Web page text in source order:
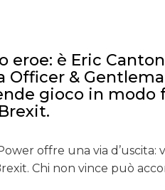
eroe: è Eric
Officer &
gioco in
offre una via
Chi non vince può